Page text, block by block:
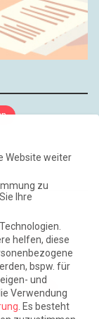
im Kopf
Blase
Trösten.
Website weiter
zu
Ihre
helfen, diese
bspw. für
und
Verwendung
Es besteht